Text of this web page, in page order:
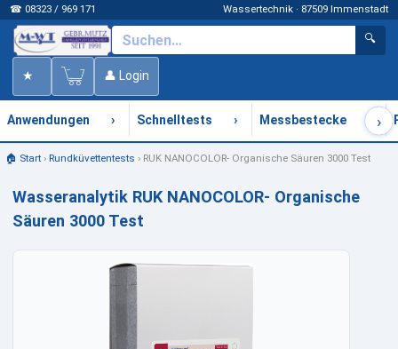
☎ 08323 / 969 171 Wassertechnik · 87509 Immenstadt
🔍
★ 👤 Login
Anwendungen › Schnelltests › Messbestecke ›
🏠 Start› Rundküvettentests › RUK NANOCOLOR- Organische Säuren 3000 Test
Wasseranalytik RUK NANOCOLOR- Organische
Säuren 3000 Test